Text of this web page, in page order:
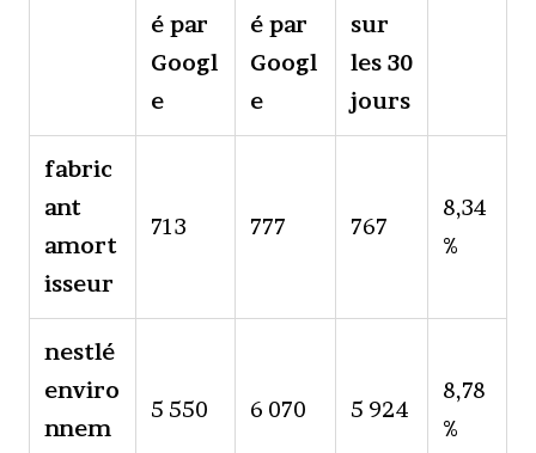
é par
Googl
e
é par
Googl
e
sur
les 30
jours
fabric
ant
amort
isseur
713 777 767
8,34
%
nestlé
enviro
nnem
5 550 6 070 5 924
8,78
%